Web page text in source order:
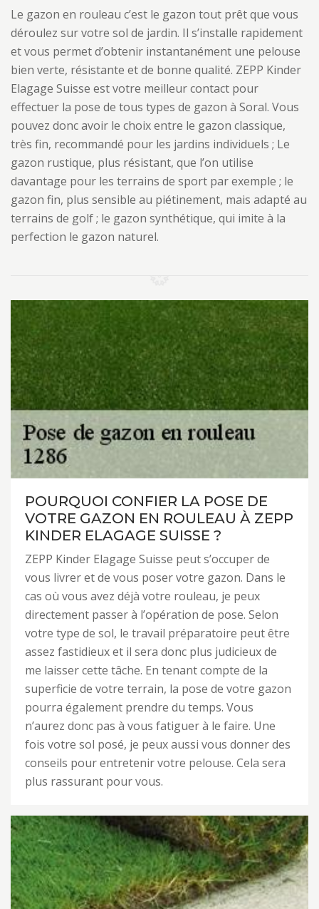
Le gazon en rouleau c’est le gazon tout prêt que vous
déroulez sur votre sol de jardin. Il s’installe rapidement
et vous permet d’obtenir instantanément une pelouse
bien verte, résistante et de bonne qualité. ZEPP Kinder
Elagage Suisse est votre meilleur contact pour
effectuer la pose de tous types de gazon à Soral. Vous
pouvez donc avoir le choix entre le gazon classique,
très fin, recommandé pour les jardins individuels ; Le
gazon rustique, plus résistant, que l’on utilise
davantage pour les terrains de sport par exemple ; le
gazon fin, plus sensible au piétinement, mais adapté au
terrains de golf ; le gazon synthétique, qui imite à la
perfection le gazon naturel.
POURQUOI CONFIER LA POSE DE
VOTRE GAZON EN ROULEAU À ZEPP
KINDER ELAGAGE SUISSE ?
ZEPP Kinder Elagage Suisse peut s’occuper de
vous livrer et de vous poser votre gazon. Dans le
cas où vous avez déjà votre rouleau, je peux
directement passer à l’opération de pose. Selon
votre type de sol, le travail préparatoire peut être
assez fastidieux et il sera donc plus judicieux de
me laisser cette tâche. En tenant compte de la
superficie de votre terrain, la pose de votre gazon
pourra également prendre du temps. Vous
n’aurez donc pas à vous fatiguer à le faire. Une
fois votre sol posé, je peux aussi vous donner des
conseils pour entretenir votre pelouse. Cela sera
plus rassurant pour vous.